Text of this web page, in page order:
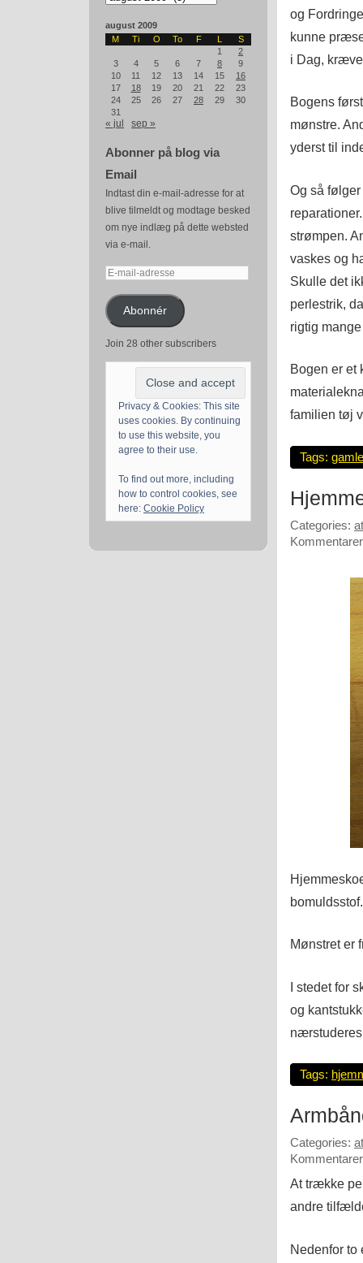
august 2009
M
Ti O To F L
S
1
2
3
4 5 6 7 8
9
10
11 12 13 14 15
16
17
18 19 20 21 22
23
24
25 26 27 28 29
30
31
« jul sep »
Abonner på blog via
Email
Indtast din e-mail-adresse for at
blive tilmeldt og modtage besked
om nye indlæg på dette websted
via e-mail.
E-
adresseAbonnér
Join 28 other subscribers
Privacy & Cookies: This site
uses cookies. By continuing
to use this website, you
agree to their use.
To find out more, including
how to control cookies, see
here: Cookie Policy
og
kunne
i Dag,
Bogens
mønstre.
yderst til
Og så
strømpen.
vaskes og
Skulle det
perlestrik,
rigtig
Bogen er et
familien tøj
Tags:
Categories:
Mønstret er
I stedet for
og
Tags:
Categories:
At trække
andre
Nedenfor to